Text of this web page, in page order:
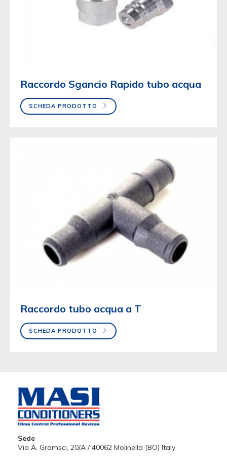
Raccordo Sgancio Rapido tubo acqua
SCHEDA PRODOTTO
Raccordo tubo acqua a T
SCHEDA PRODOTTO
Sede
Via A. Gramsci, 20/A / 40062 Molinella (BO) Italy